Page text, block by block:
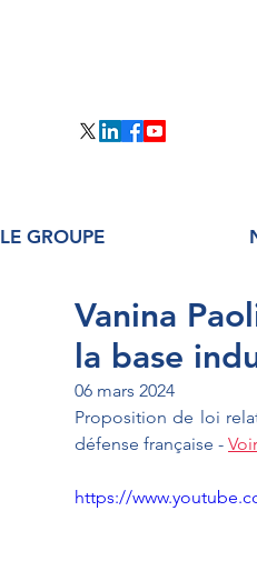
LE GROUPE
Vanina
la base
06 mars 2024
Proposition de loi
défense française -
https://